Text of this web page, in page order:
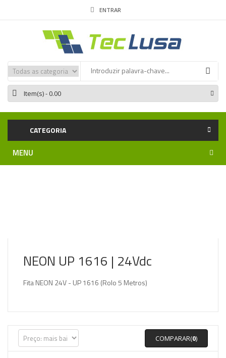
ENTRAR
Item(s)- 0.00
CATEGORIA
MENU
NEON UP 1616 | 24Vdc
Fita NEON 24V - UP 1616 (Rolo 5 Metros)
COMPARAR(0)